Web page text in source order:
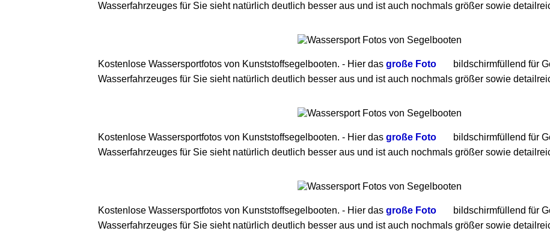
Wasserfahrzeuges für Sie sieht natürlich deutlich besser aus und ist auch nochmals größer sowie
Kostenlose Wassersportfotos von Kunststoffsegelbooten. - Hier das große Foto bildschirmfüllend für
Wasserfahrzeuges für Sie sieht natürlich deutlich besser aus und ist auch nochmals größer sowie
Kostenlose Wassersportfotos von Kunststoffsegelbooten. - Hier das große Foto bildschirmfüllend für
Wasserfahrzeuges für Sie sieht natürlich deutlich besser aus und ist auch nochmals größer sowie
Kostenlose Wassersportfotos von Kunststoffsegelbooten. - Hier das große Foto bildschirmfüllend für
Wasserfahrzeuges für Sie sieht natürlich deutlich besser aus und ist auch nochmals größer sowie